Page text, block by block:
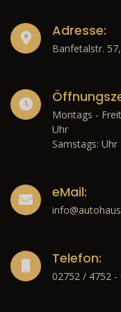
Adresse:
Banfetalstr.
Montags -
Uhr
Samstags: Uhr
eMail:
Telefon:
02752 / 4752 -